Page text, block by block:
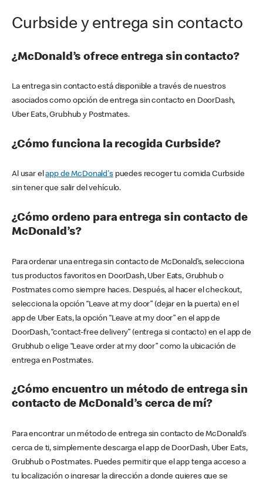
Curbside y entrega sin contacto
¿McDonald’s ofrece entrega sin contacto?
La entrega sin contacto está disponible a través de nuestros
asociados como opción de entrega sin contacto en DoorDash,
Uber Eats, Grubhub y Postmates.
¿Cómo funciona la recogida Curbside?
Al usar elapp de McDonald'spuedes recoger tu comida Curbside
sin tener que salir del vehículo.
¿Cómo ordeno para entrega sin contacto de
McDonald’s?
Para ordenar una entrega sin contacto de McDonald’s, selecciona
tus productos favoritos en DoorDash, Uber Eats, Grubhub o
Postmates como siempre haces. Después, al hacer el checkout,
selecciona la opción “Leave at my door” (dejar en la puerta) en el
app de Uber Eats, la opción “Leave at my door” en el app de
DoorDash, “contact-free delivery” (entrega si contacto) en el app de
Grubhub o elige “Leave order at my door” como la ubicación de
entrega en Postmates.
¿Cómo encuentro un método de entrega sin
contacto de McDonald’s cerca de mí?
Para encontrar un método de entrega sin contacto de McDonald’s
cerca de ti, simplemente descarga el app de DoorDash, Uber Eats,
Grubhub o Postmates. Puedes permitir que el app tenga acceso a
tu localización o ingresar la dirección a donde quieres que se